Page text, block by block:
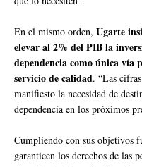
En el mismo orden, Ugarte
elevar al 2% del PIB la
dependencia como única vía
servicio de calidad. “Las
manifiesto la necesidad de
dependencia en los próximos
Cumpliendo con sus objetivos
garanticen los derechos de las